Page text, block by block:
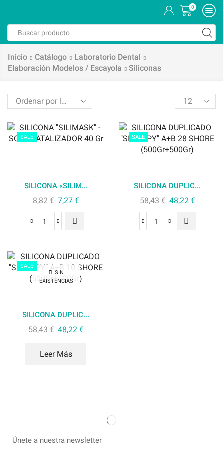
0
Inicio Catálogo
Laboratorio Dental
Elaboración Modelos / Escayola
Siliconas
SALE
SILICONA «SILIM...
8,82€ 7,27 €
SALE
SILICONA DUPLIC...
58,43€ 48,22 €
SALE
SIN
EXISTENCIAS
SILICONA DUPLIC...
58,43€ 48,22 €
Leer Más
Únete a nuestra newsletter